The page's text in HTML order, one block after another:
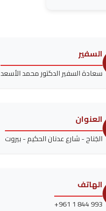
السفير
سعادة السفير الدكتور محمد الأسعد
العنوان
الجَناح - شارع عدنان الحكيم - بيروت
الهاتف
+961 1 844 993